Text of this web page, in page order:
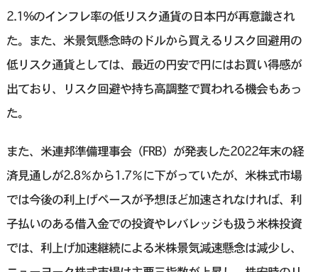
2.1%のインフレ率の低リスク通貨の日本円が再意識され
た。また、米景気懸念時のドルから買えるリスク回避用の
低リスク通貨としては、最近の円安で円にはお買い得感が
出ており、リスク回避や持ち高調整で買われる機会もあっ
た。
また、米連邦準備理事会（FRB）が発表した2022年末の経
済見通しが2.8％から1.7％に下がっていたが、米株式市場
では今後の利上げペースが予想ほど加速されなければ、利
子払いのある借入金での投資やレバレッジも扱う米株投資
では、利上げ加速継続による米株景気減速懸念は減少し、